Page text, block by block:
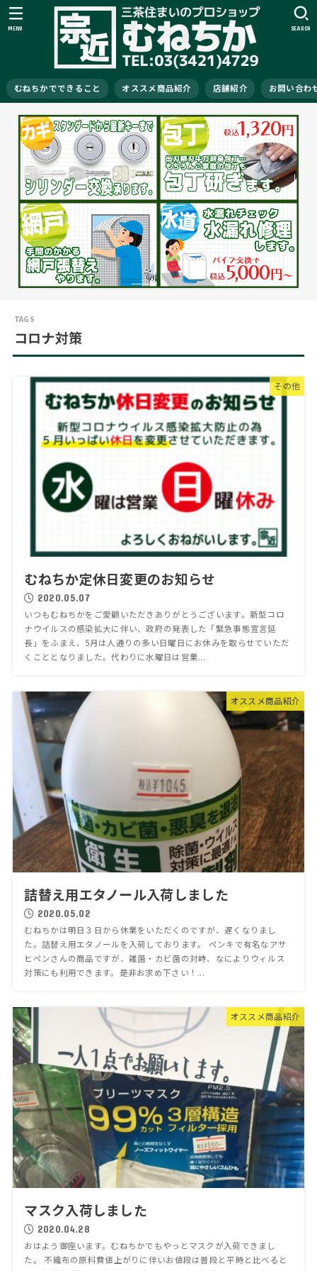
むねちかでできること オススメ商品紹介 店舗紹介 お問い合わ
SEARCH
MENU
コロナ対策
その他
むねちか定休日変更のお知らせ
2020.05.07
いつもむねちかをご愛顧いただきありがとうございます。新型コロ
ナウイルスの感染拡大に伴い、政府の発表した「緊急事態宣言延
長」をふまえ、5月は人通りの多い日曜日にお休みを取らせていただ
くこととなりました。代わりに水曜日は営業...
オススメ商品紹介
詰替え用エタノール入荷しました
2020.05.02
むねちかは明日３日から休業をいただくのですが、遅くなりまし
た。詰替え用エタノールを入荷しております。 ペンキで有名なアサ
ヒペンさんの商品ですが、雑菌・カビ菌の対峙、なによりウィルス
対策にも利用できます。是非お求め下さい！...
オススメ商品紹介
マスク入荷しました
2020.04.28
おはよう御座います。むねちかでもやっとマスクが入荷できまし
た。 不織布の原料費値上がりに伴いお値段は普段と平時と比べると